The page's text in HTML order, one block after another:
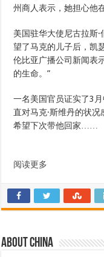
州商人表示，她担心他
美国驻华大使尼古拉斯
望了马克的儿子后，凯
伦比亚广播公司新闻表
的生命。”
一名美国官员证实了3
直对马克·斯维丹的状
希望下次带他回家……
阅读更多
About china